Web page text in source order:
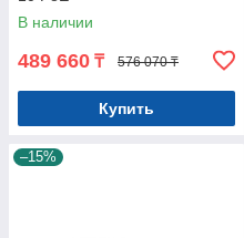
В наличии
489 660 ₸ 576 070 ₸
Купить
–15%